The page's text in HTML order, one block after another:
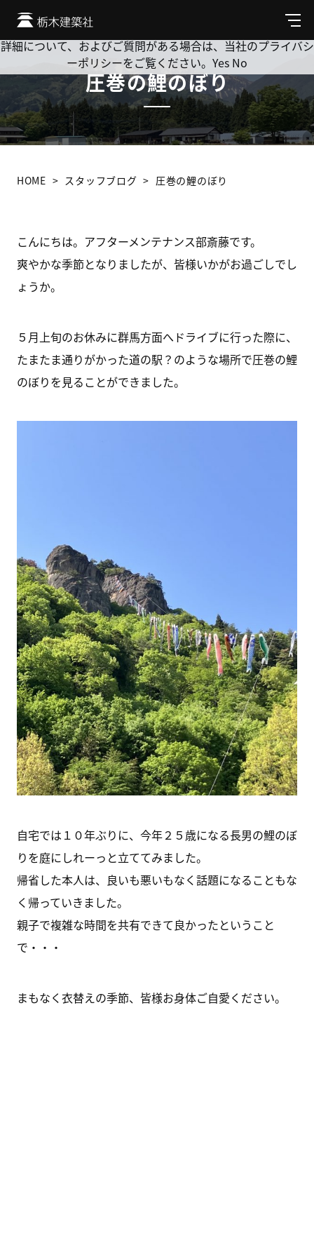
メ
ニ
ュ
圧巻の鯉のぼり
HOME スタッフブログ 圧巻の鯉のぼり
こんにちは。アフターメンテナンス部斎藤です。
爽やかな季節となりましたが、皆様いかがお過ごしでし
ょうか。
５月上旬のお休みに群馬方面へドライブに行った際に、
たまたま通りがかった道の駅？のような場所で圧巻の鯉
のぼりを見ることができました。
自宅では１０年ぶりに、今年２５歳になる長男の鯉のぼ
りを庭にしれーっと立ててみました。
帰省した本人は、良いも悪いもなく話題になることもな
く帰っていきました。
親子で複雑な時間を共有できて良かったということ
で・・・
まもなく衣替えの季節、皆様お身体ご自愛ください。
Cookie を使用して、お客様の活動を追跡してもよろしいです
か? 当社ではお客様のプライバシーを極めて重視しています。
詳細について、およびご質問がある場合は、当社のプライバシ
ーポリシーをご覧ください。 Yes No